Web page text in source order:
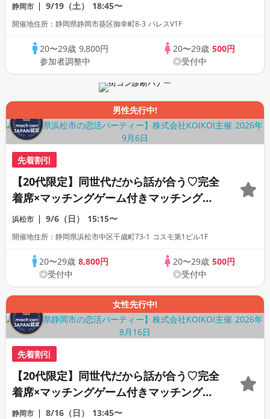
静岡市 9/19（土） 18:45〜
開催地住所：静岡県静岡市葵区御幸町8-3 パレスV1F
20〜29歳 9,800円
参加者調整中
20〜29歳 500円
◎受付中
男性先行中!
先着割引
【20代限定】同世代だから話が合う♡完全
着席×マッチングゲーム付きマッチングコ
ン
浜松市 9/6（日） 15:15〜
開催地住所：静岡県浜松市中区千歳町73-1 コスモ第1ビル1F
20〜29歳8,800円
◎受付中
20〜29歳 500円
◎受付中
女性先行中!
先着割引
【20代限定】同世代だから話が合う♡完全
着席×マッチングゲーム付きマッチングコ
ン
静岡市 8/16（日） 13:45〜